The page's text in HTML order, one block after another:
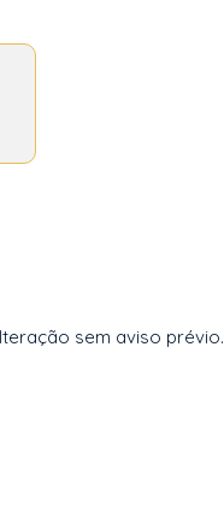
sem aviso prévio.